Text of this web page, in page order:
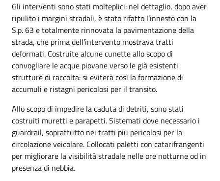
Gli interventi sono stati molteplici: nel dettaglio, dopo aver
ripulito i margini stradali, è stato rifatto l’innesto con la
S.p. 63 e totalmente rinnovata la pavimentazione della
strada, che prima dell’intervento mostrava tratti
deformati. Costruite alcune cunette allo scopo di
convogliare le acque piovane verso le già esistenti
strutture di raccolta: si eviterà così la formazione di
accumuli e ristagni pericolosi per il transito.
Allo scopo di impedire la caduta di detriti, sono stati
costruiti muretti e parapetti. Sistemati dove necessario i
guardrail, soprattutto nei tratti più pericolosi per la
circolazione veicolare. Collocati paletti con catarifrangenti
per migliorare la visibilità stradale nelle ore notturne od in
presenza di nebbia.